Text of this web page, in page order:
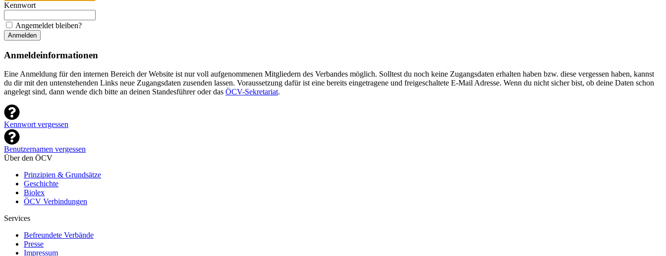
Kennwort
Angemeldet bleiben?
Anmelden
Anmeldeinformationen
Eine Anmeldung für den internen Bereich der Website ist nur voll aufgenommenen Mitgliedern des Verbandes möglich. Solltest du noch keine Zugangsdaten erhalten haben bzw. diese vergessen haben, kannst
du dir mit den untenstehenden Links neue Zugangsdaten zusenden lassen. Voraussetzung dafür ist eine bereits eingetragene und freigeschaltete E-Mail Adresse. Wenn du nicht sicher bist, ob deine Daten schon
angelegt sind, dann wende dich bitte an deinen Standesführer oder das ÖCV-Sekretariat.
Kennwort vergessen
Benutzernamen vergessen
Über den ÖCV
Prinzipien & Grundsätze
Geschichte
Biolex
ÖCV Verbindungen
Services
Befreundete Verbände
Presse
Impressum